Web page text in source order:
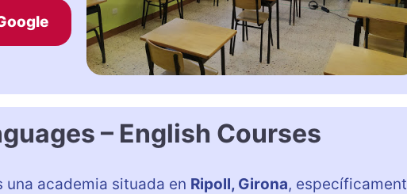
– English Courses
una academia situada en Ripoll, Girona,